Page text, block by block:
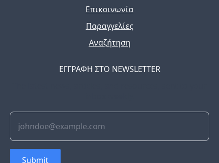
Επικοινωνία
Παραγγελίες
Αναζήτηση
ΕΓΓΡΑΦΗ ΣΤΟ NEWSLETTER
Submit